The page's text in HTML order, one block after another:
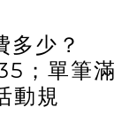
多少？
；單筆滿
動規